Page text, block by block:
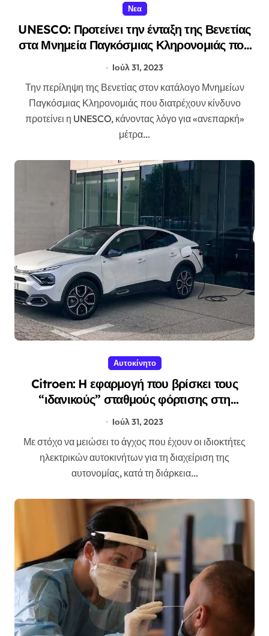
Νεα
UNESCO: Προτείνει την ένταξη της Βενετίας
στα Μνημεία Παγκόσμιας Κληρονομιάς που
κινδυνεύουν
Ιούλ 31, 2023
Την περίληψη της Βενετίας στον κατάλογο Μνημείων
Παγκόσμιας Κληρονομιάς που διατρέχουν κίνδυνο
προτείνει η UNESCO, κάνοντας λόγο για «ανεπαρκή»
μέτρα…
Αυτοκίνητο
Citroen: H εφαρμογή που βρίσκει τους
“ιδανικούς” σταθμούς φόρτισης στη
διαδρομή σου
Ιούλ 31, 2023
Με στόχο να μειώσει το άγχος που έχουν οι ιδιοκτήτες
ηλεκτρικών αυτοκινήτων για τη διαχείριση της
αυτονομίας, κατά τη διάρκεια…